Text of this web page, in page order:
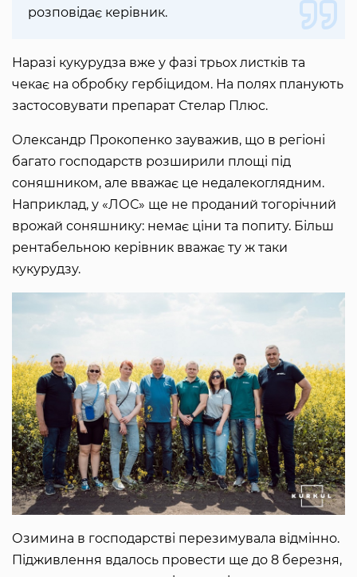
розповідає керівник.
Наразі кукурудза вже у фазі трьох листків та
чекає на обробку гербіцидом. На полях планують
застосовувати препарат Стелар Плюс.
Олександр Прокопенко зауважив, що в регіоні
багато господарств розширили площі під
соняшником, але вважає це недалекоглядним.
Наприклад, у «ЛОС» ще не проданий тогорічний
врожай соняшнику: немає ціни та попиту. Більш
рентабельною керівник вважає ту ж таки
кукурудзу.
Озимина в господарстві перезимувала відмінно.
Підживлення вдалось провести ще до 8 березня,